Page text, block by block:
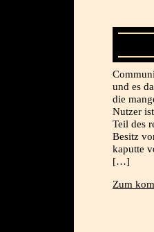
und es
die
Nutzer
Teil des
Besitz
kaputte
[…]
Zum